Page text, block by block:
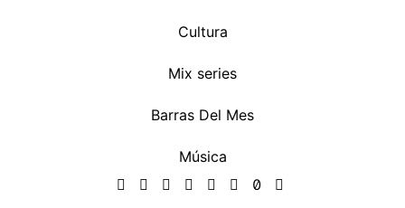
Cultura
Mix series
Barras Del Mes
Música